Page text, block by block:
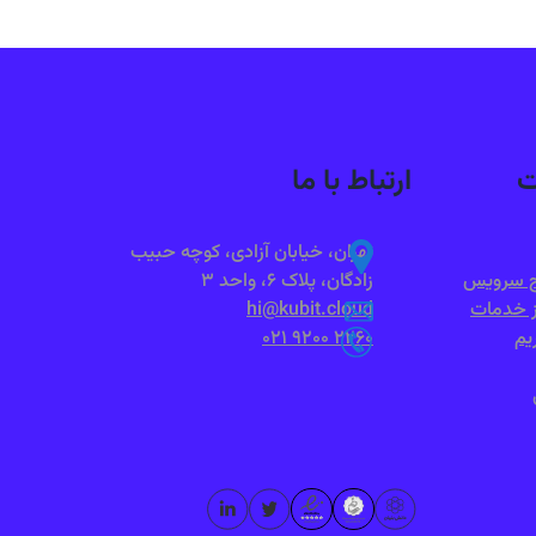
سرویس
خدمات
ارتباط با ما
تهران، خیابان آزادی، کوچه حبیب
زادگان، پلاک ۶، واحد ۳
hi@kubit.cloud
021 9200 2260